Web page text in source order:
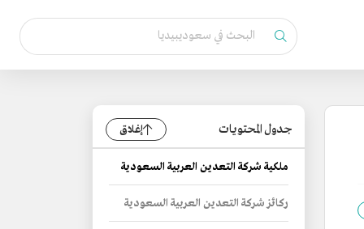
جدول المحتويات إغلاق
ملكية شركة التعدين العربية السعودية
ركائز شركة التعدين العربية السعودية